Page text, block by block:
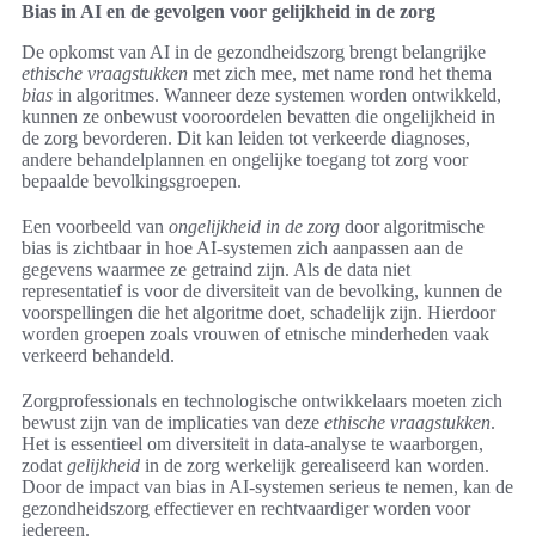
Bias in AI en de gevolgen voor gelijkheid in de zorg
De opkomst van AI in de gezondheidszorg brengt belangrijke
ethische vraagstukken met zich mee, met name rond het thema
bias in algoritmes. Wanneer deze systemen worden ontwikkeld,
kunnen ze onbewust vooroordelen bevatten die ongelijkheid in
de zorg bevorderen. Dit kan leiden tot verkeerde diagnoses,
andere behandelplannen en ongelijke toegang tot zorg voor
bepaalde bevolkingsgroepen.
Een voorbeeld van ongelijkheid in de zorg door algoritmische
bias is zichtbaar in hoe AI-systemen zich aanpassen aan de
gegevens waarmee ze getraind zijn. Als de data niet
representatief is voor de diversiteit van de bevolking, kunnen de
voorspellingen die het algoritme doet, schadelijk zijn. Hierdoor
worden groepen zoals vrouwen of etnische minderheden vaak
verkeerd behandeld.
Zorgprofessionals en technologische ontwikkelaars moeten zich
bewust zijn van de implicaties van deze ethische vraagstukken.
Het is essentieel om diversiteit in data-analyse te waarborgen,
zodat gelijkheid in de zorg werkelijk gerealiseerd kan worden.
Door de impact van bias in AI-systemen serieus te nemen, kan de
gezondheidszorg effectiever en rechtvaardiger worden voor
iedereen.